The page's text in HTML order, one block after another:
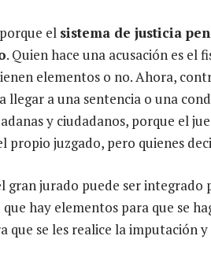
el sistema de justicia
. Quien hace una acusación es el
elementos o no. Ahora,
llegar a una sentencia o una
y ciudadanos, porque el
propio juzgado, pero quienes
gran jurado puede ser integrado
hay elementos para que se
que se les realice la imputación